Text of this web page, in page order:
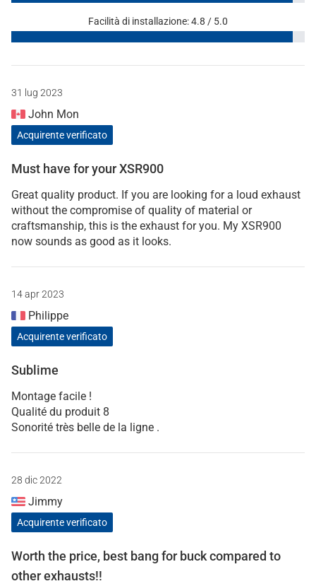
Facilità di installazione: 4.8 / 5.0
31 lug 2023
John Mon
Acquirente verificato
Must have for your XSR900
Great quality product. If you are looking for a loud exhaust
without the compromise of quality of material or
craftsmanship, this is the exhaust for you. My XSR900
now sounds as good as it looks.
14 apr 2023
Philippe
Acquirente verificato
Sublime
Montage facile !
Qualité du produit 8
Sonorité très belle de la ligne .
28 dic 2022
Jimmy
Acquirente verificato
Worth the price, best bang for buck compared to
other exhausts!!